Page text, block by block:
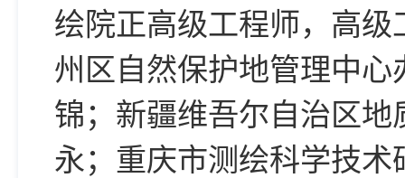
绘院正高级工程师，高
州区自然保护地管理中
锦；新疆维吾尔自治区
永；重庆市测绘科学技